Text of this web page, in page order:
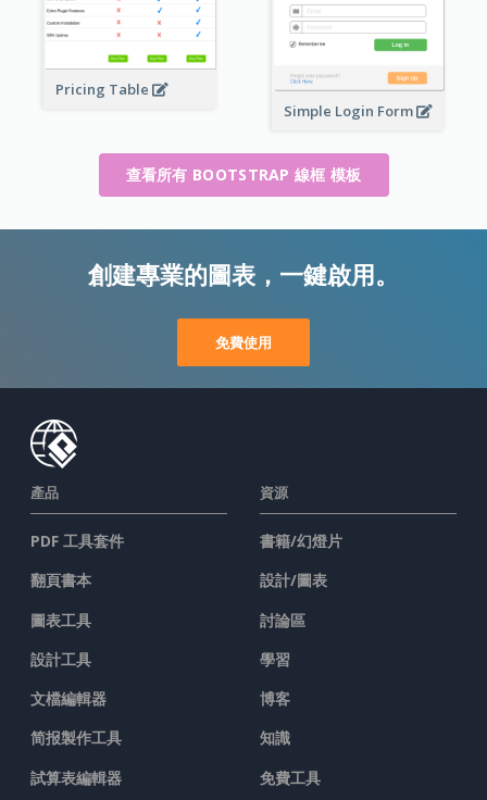
Pricing Table
Simple Login Form
查看所有 BOOTSTRAP 線框 模板
創建專業的圖表，一鍵啟用。
免費使用
產品
PDF 工具套件
翻頁書本
圖表工具
設計工具
文檔編輯器
简报製作工具
試算表編輯器
資源
書籍/幻燈片
設計/圖表
討論區
學習
博客
知識
免費工具